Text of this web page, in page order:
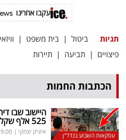
עקבו
אחרינו:
עקבו אחרינו
תגיות ביטול | בית משפט |
פיצויים | תביעה | תיירות
הכתבות החמות
עסקאות השבוע בנדל"ן
היישוב שבו
525 אלף שקל
איציק יצחקי |
9:00